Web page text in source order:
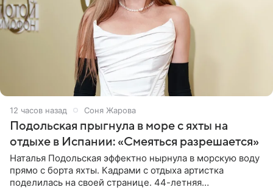
12 часов назад Соня Жарова
Подольская прыгнула в море с яхты на
отдыхе в Испании: «Смеяться разрешается»
Наталья Подольская эффектно нырнула в морскую воду
прямо с борта яхты. Кадрами с отдыха артистка
поделилась на своей странице. 44-летняя